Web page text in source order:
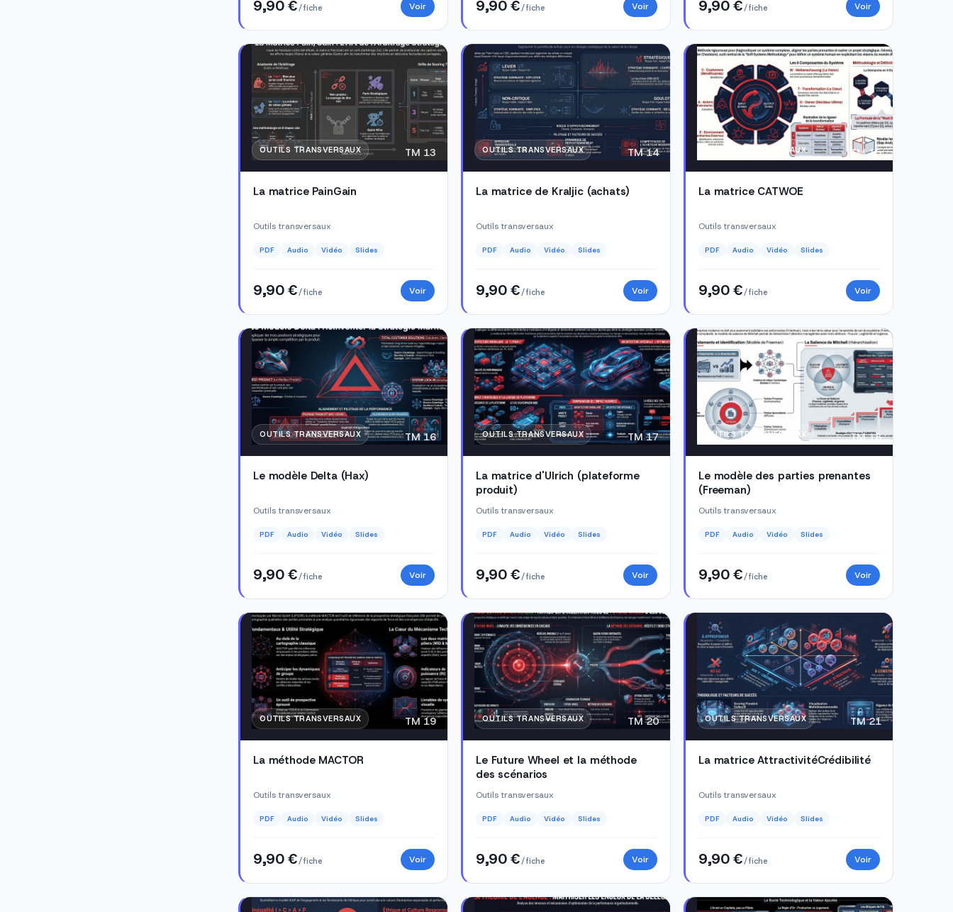
9,90 €/ fiche Voir 9,90 €/ fiche Voir 9,90 €/ fiche Voir
OUTILS TRANSVERSAUX TM 13
La matrice PainGain
Outils transversaux
PDF Audio Vidéo Slides
9,90 €/ fiche Voir
OUTILS TRANSVERSAUX TM 14
La matrice de Kraljic (achats)
Outils transversaux
PDF Audio Vidéo Slides
9,90 €/ fiche Voir
OUTILS TRANSVERSAUX TM 15
La matrice CATWOE
Outils transversaux
PDF Audio Vidéo Slides
9,90 €/ fiche Voir
OUTILS TRANSVERSAUX TM 16
Le modèle Delta (Hax)
Outils transversaux
PDF Audio Vidéo Slides
9,90 €/ fiche Voir
OUTILS TRANSVERSAUX TM 17
La matrice d'Ulrich (plateforme
produit)
Outils transversaux
PDF Audio Vidéo Slides
9,90 €/ fiche Voir
OUTILS TRANSVERSAUX TM 18
Le modèle des parties prenantes
(Freeman)
Outils transversaux
PDF Audio Vidéo Slides
9,90 €/ fiche Voir
OUTILS TRANSVERSAUX TM 19
La méthode MACTOR
Outils transversaux
PDF Audio Vidéo Slides
9,90 €/ fiche Voir
OUTILS TRANSVERSAUX TM 20
Le Future Wheel et la méthode
des scénarios
Outils transversaux
PDF Audio Vidéo Slides
9,90 €/ fiche Voir
OUTILS TRANSVERSAUX TM 21
La matrice AttractivitéCrédibilité
Outils transversaux
PDF Audio Vidéo Slides
9,90 €/ fiche Voir